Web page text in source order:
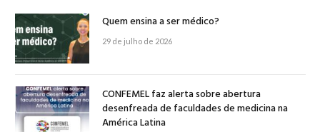
Quem ensina a ser médico?
29 de julho de 2026
CONFEMEL faz alerta sobre abertura
desenfreada de faculdades de medicina na
América Latina